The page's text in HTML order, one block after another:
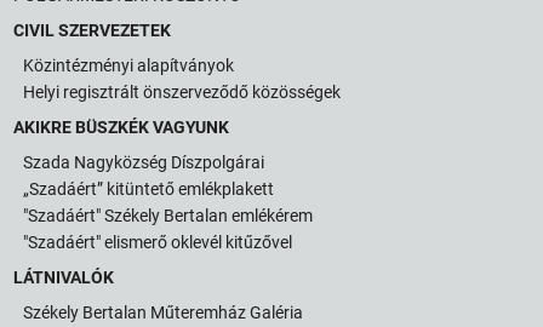
CIVIL SZERVEZETEK
Közintézményi alapítványok
Helyi regisztrált önszerveződő közösségek
AKIKRE BÜSZKÉK VAGYUNK
Szada Nagyközség Díszpolgárai
„Szadáért” kitüntető emlékplakett
"Szadáért" Székely Bertalan emlékérem
"Szadáért" elismerő oklevél kitűzővel
LÁTNIVALÓK
Székely Bertalan Műteremház Galéria